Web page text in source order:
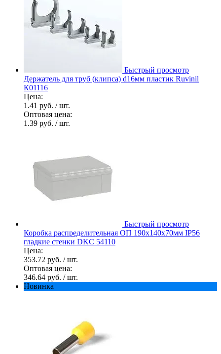
Быстрый просмотр
Держатель для труб (клипса) d16мм пластик Ruvinil
К01116
Цена:
1.41 руб. / шт.
Оптовая цена:
1.39 руб. / шт.
Быстрый просмотр
Коробка распределительная ОП 190х140х70мм IP56
гладкие стенки DKC 54110
Цена:
353.72 руб. / шт.
Оптовая цена:
346.64 руб. / шт.
Новинка